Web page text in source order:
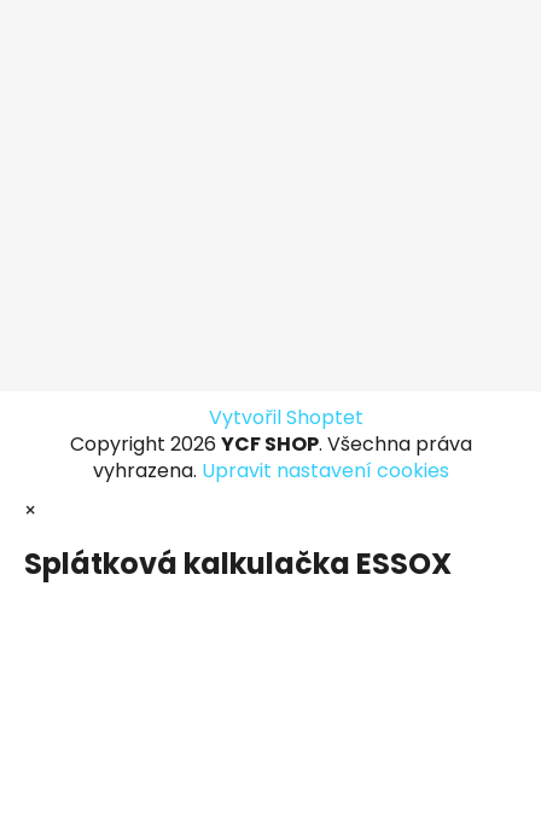
Vytvořil Shoptet
Copyright 2026 YCF SHOP. Všechna práva
vyhrazena. Upravit nastavení cookies
×
Splátková kalkulačka ESSOX